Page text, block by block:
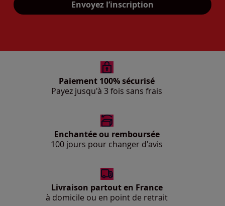
Envoyez l’inscription
Paiement 100% sécurisé
Payez jusqu'à 3 fois sans frais
Enchantée ou remboursée
100 jours pour changer d'avis
Livraison partout en France
à domicile ou en point de retrait